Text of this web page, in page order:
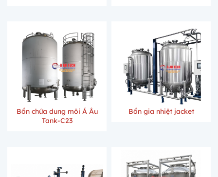
Bồn chứa dung môi Á Âu
Tank-C23
Bồn gia nhiệt jacket